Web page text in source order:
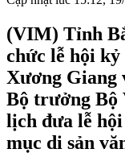
(VIM) Tỉnh
chức lễ hội kỷ
Xương Giang
Bộ trưởng Bộ
lịch đưa lễ
mục di sản